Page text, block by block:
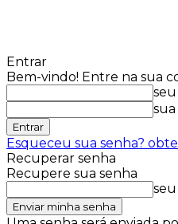
Entrar
Bem-vindo! Entre na sua
Esqueceu sua senha?
Recuperar senha
Recupere sua senha
seu